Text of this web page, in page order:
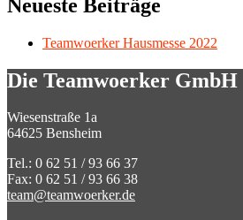
Neueste Beiträge
Teamwoerker Hausmesse 2022
Die Teamwoerker GmbH
Wiesenstraße 1a
64625 Bensheim
Tel.: 0 62 51 / 93 66 37
Fax: 0 62 51 / 93 66 38
team@teamwoerker.de